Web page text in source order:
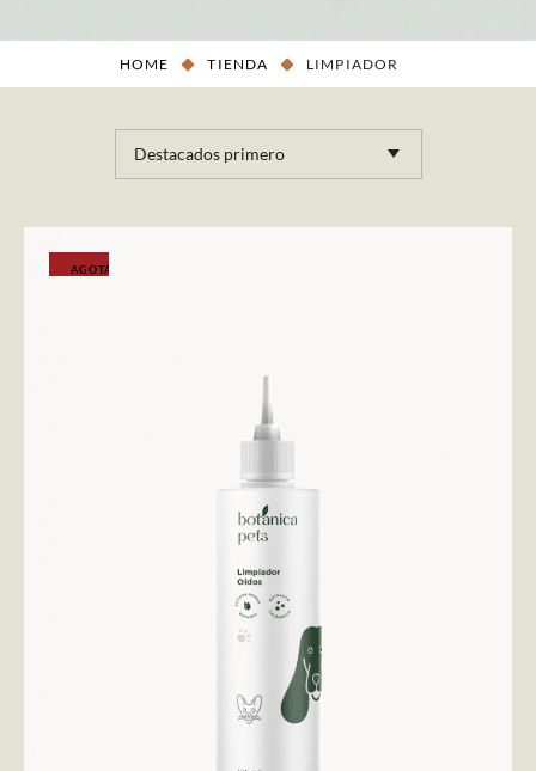
HOME TIENDA LIMPIADOR
Destacados primero
AGOTADO